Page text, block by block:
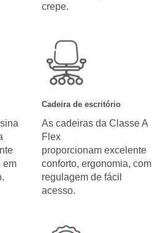
crepe.
em
Cadeira de escritório
As cadeiras da Classe A
Flex
proporcionam excelente
conforto, ergonomia, com
regulagem de fácil
acesso.